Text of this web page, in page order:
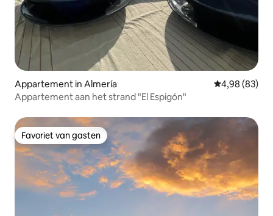
Appartement in Almería Gemiddelde
4,98 (83)
Appartement aan het strand "El Espigón"
Favoriet van gasten
Favoriet van gasten